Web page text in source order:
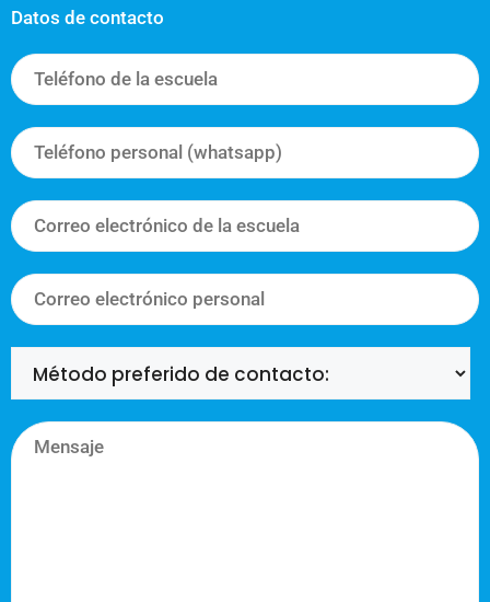
Datos de contacto